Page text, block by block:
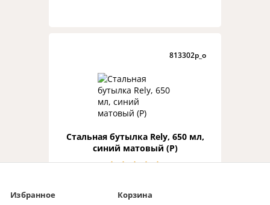
Избранное Корзина
813302p_o
Стальная бутылка Rely, 650 мл,
синий матовый (P)
4.6/4
372 руб.